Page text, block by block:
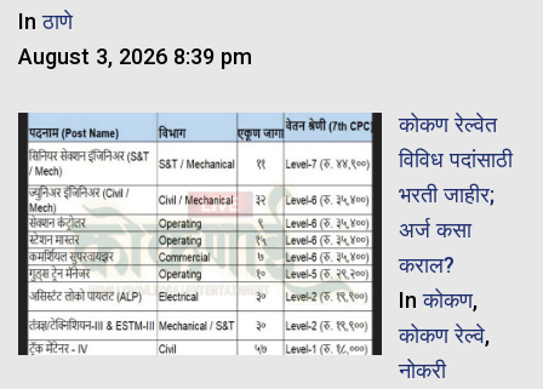
Inठाणे
August 3, 2026 8:39 pm
कोकण रेल्वेत
विविध पदांसाठी
भरती जाहीर;
अर्ज कसा
कराल?
Inकोकण,
कोकण रेल्वे,
नोकरी